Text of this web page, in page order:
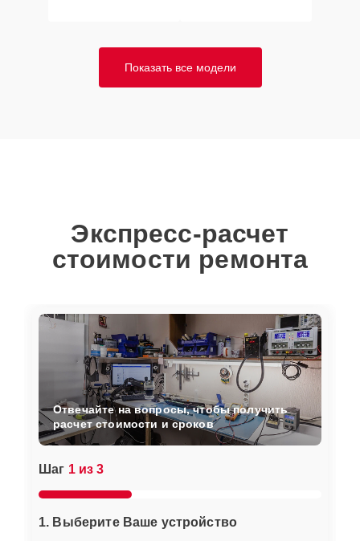
Показать все модели
Экспресс-расчет
стоимости ремонта
Шаг 1 из 3
1. Выберите Ваше устройство
Отвечайте на вопросы, чтобы получить
расчет стоимости и сроков